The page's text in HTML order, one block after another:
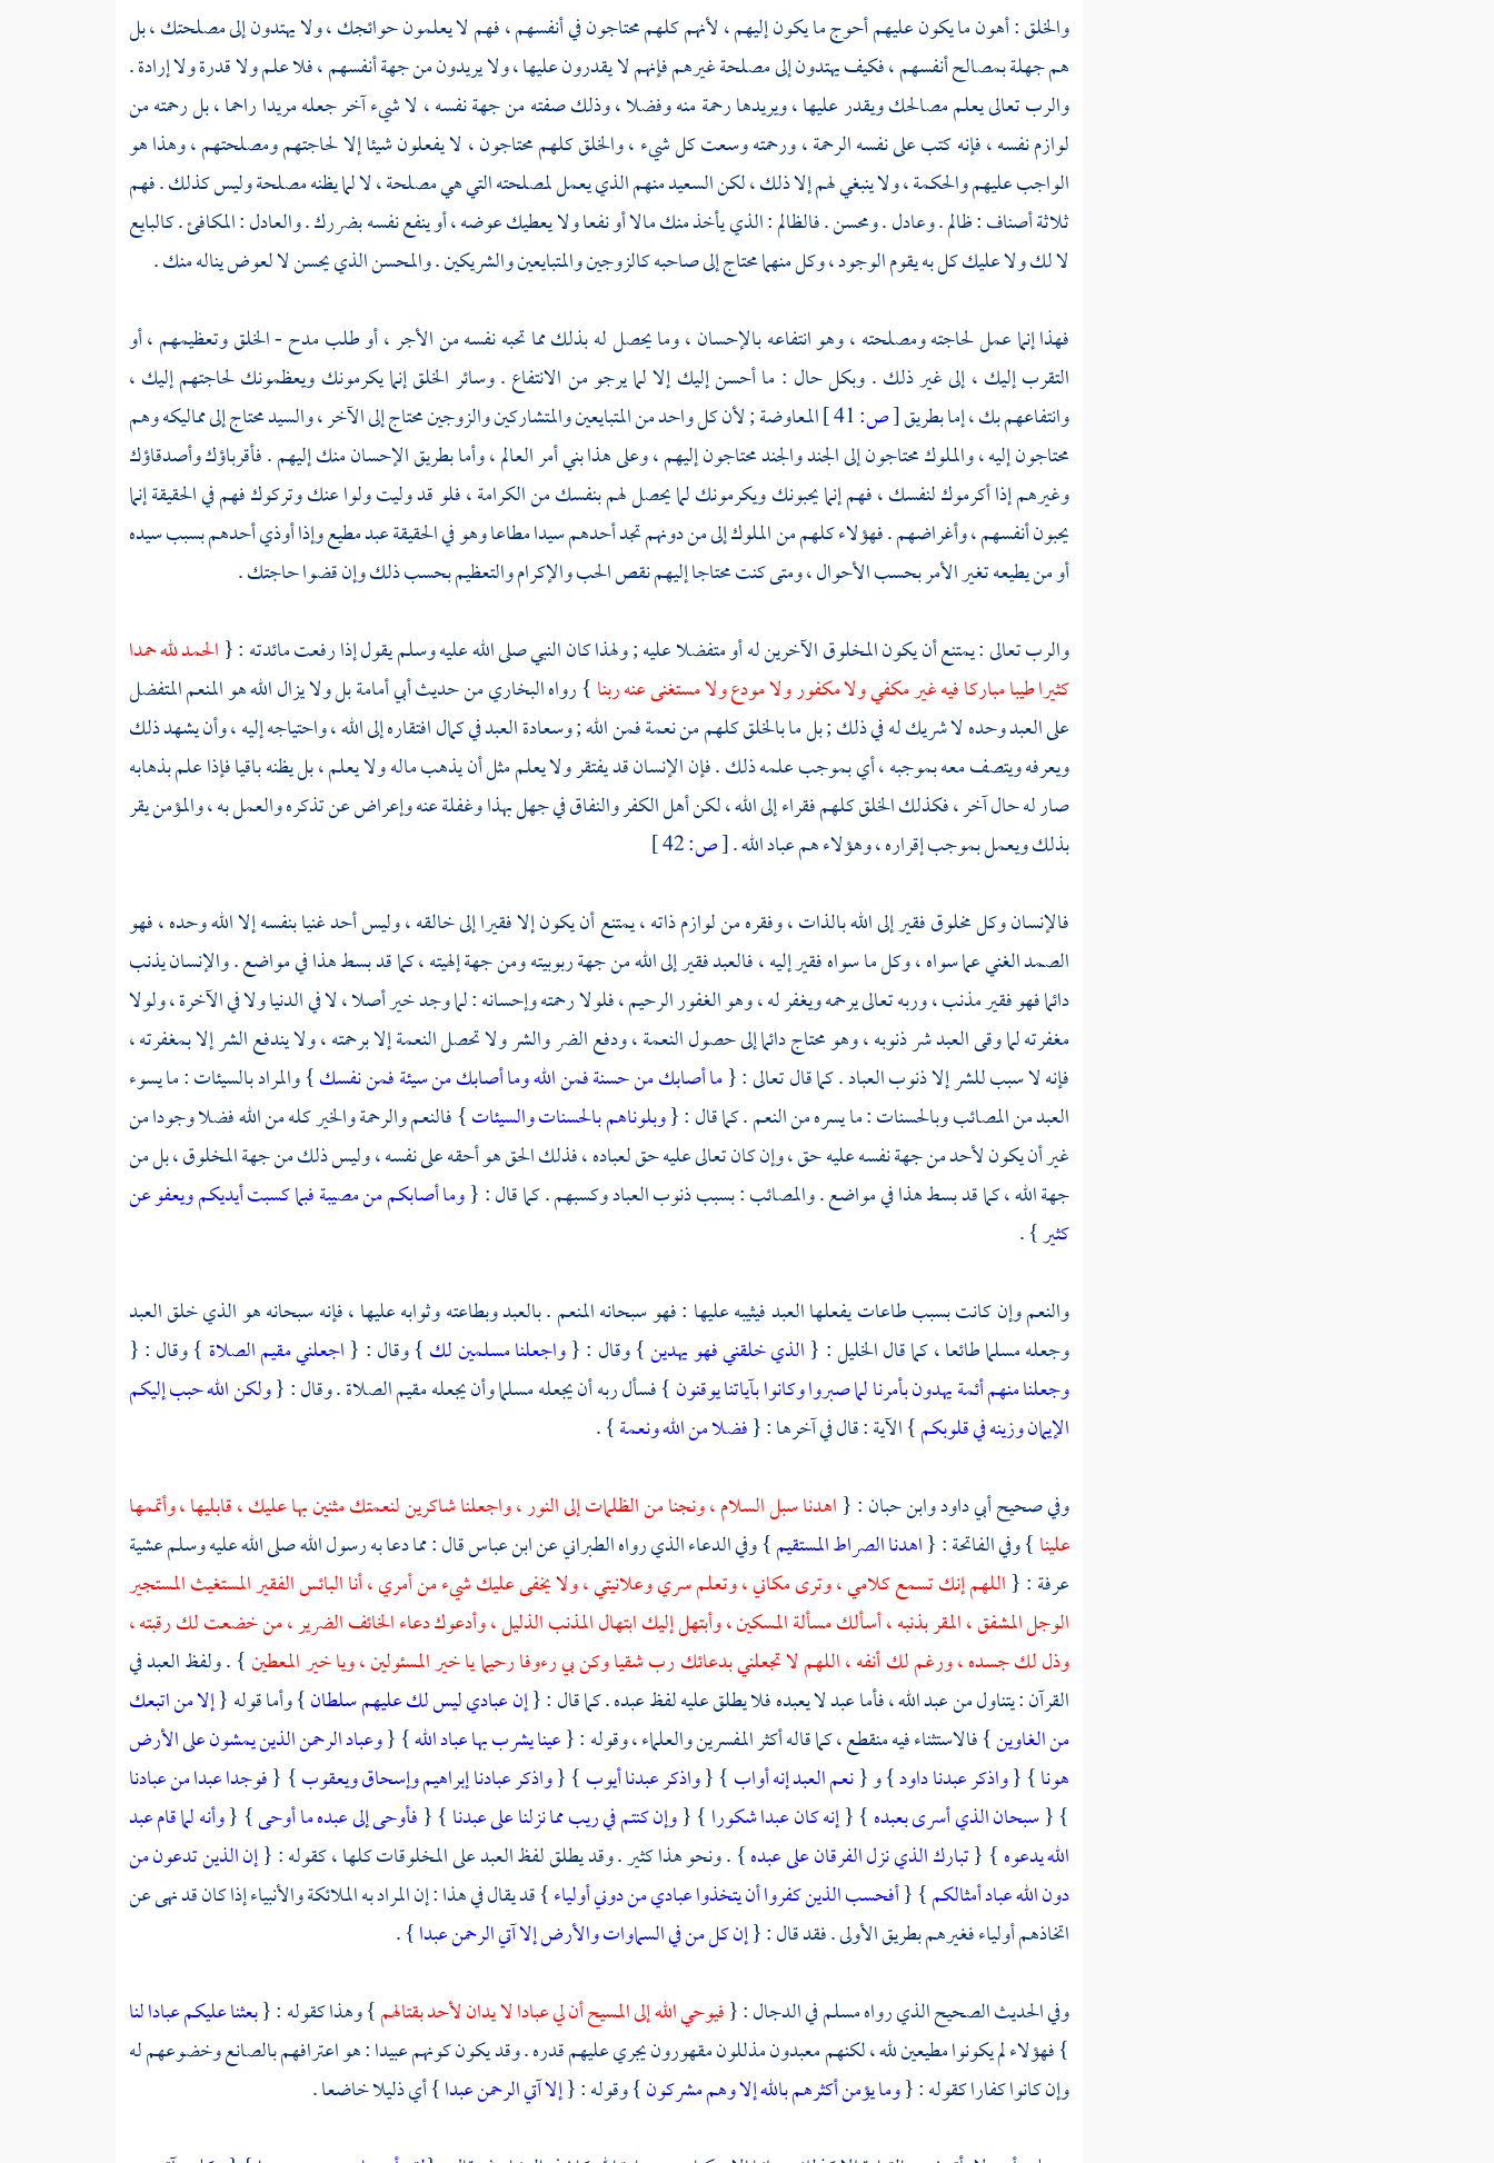
والخلق : أهون ما يكون عليهم أحوج ما يكون إليهم ، لأنهم كلهم محتاجون في أنفسهم ، فهم لا يعلمون حوائجك ، ولا يهتدون إلى مصلحتك ، بل
هم جهلة بمصالح أنفسهم ، فكيف يهتدون إلى مصلحة غيرهم فإنهم لا يقدرون عليها ، ولا يريدون من جهة أنفسهم ، فلا علم ولا قدرة ولا إرادة .
والرب تعالى يعلم مصالحك ويقدر عليها ، ويريدها رحمة منه وفضلا ، وذلك صفته من جهة نفسه ، لا شيء آخر جعله مريدا راحما ، بل رحمته من
لوازم نفسه ، فإنه كتب على نفسه الرحمة ، ورحمته وسعت كل شيء ، والخلق كلهم محتاجون ، لا يفعلون شيئا إلا لحاجتهم ومصلحتهم ، وهذا هو
الواجب عليهم والحكمة ، ولا ينبغي لهم إلا ذلك ، لكن السعيد منهم الذي يعمل لمصلحته التي هي مصلحة ، لا لما يظنه مصلحة وليس كذلك . فهم
ثلاثة أصناف : ظالم . وعادل . ومحسن . فالظالم : الذي يأخذ منك مالا أو نفعا ولا يعطيك عوضه ، أو ينفع نفسه بضررك . والعادل : المكافئ . كالبايع
لا لك ولا عليك كل به يقوم الوجود ، وكل منهما محتاج إلى صاحبه كالزوجين والمتبايعين والشريكين . والمحسن الذي يحسن لا لعوض يناله منك .
فهذا إنما عمل لحاجته ومصلحته ، وهو انتفاعه بالإحسان ، وما يحصل له بذلك مما تحبه نفسه من الأجر ، أو طلب مدح - الخلق وتعظيمهم ، أو
التقرب إليك ، إلى غير ذلك . وبكل حال : ما أحسن إليك إلا لما يرجو من الانتفاع . وسائر الخلق إنما يكرمونك ويعظمونك لحاجتهم إليك ،
وانتفاعهم بك ، إما بطريق[ص:
المعاوضة ; لأن كل واحد من المتبايعين والمتشاركين والزوجين محتاج إلى الآخر ، والسيد محتاج إلى مماليكه وهم
محتاجون إليه ، والملوك محتاجون إلى الجند والجند محتاجون إليهم ، وعلى هذا بني أمر العالم ، وأما بطريق الإحسان منك إليهم . فأقرباؤك وأصدقاؤك
وغيرهم إذا أكرموك لنفسك ، فهم إنما يحبونك ويكرمونك لما يحصل لهم بنفسك من الكرامة ، فلو قد وليت ولوا عنك وتركوك فهم في الحقيقة إنما
يحبون أنفسهم ، وأغراضهم . فهؤلاء كلهم من الملوك إلى من دونهم تجد أحدهم سيدا مطاعا وهو في الحقيقة عبد مطيع وإذا أوذي أحدهم بسبب سيده
أو من يطيعه تغير الأمر بحسب الأحوال ، ومتى كنت محتاجا إليهم نقص الحب والإكرام والتعظيم بحسب ذلك وإن قضوا حاجتك .
والرب تعالى : يمتنع أن يكون المخلوق الآخرين له أو متفضلا عليه ; ولهذا كان النبي صلى الله عليه وسلم يقول إذا رفعت مائدته : {الحمد لله حمدا
كثيرا طيبا مباركا فيه غير مكفي ولا مكفور ولا مودع ولا مستغنى عنه ربنا} رواهالبخاريمن حديثأبي أمامةبل ولا يزال الله هو المنعم المتفضل
على العبد وحده لا شريك له في ذلك ; بل ما بالخلق كلهم من نعمة فمن الله ; وسعادة العبد في كمال افتقاره إلى الله ، واحتياجه إليه ، وأن يشهد ذلك
ويعرفه ويتصف معه بموجبه ، أي بموجب علمه ذلك . فإن الإنسان قد يفتقر ولا يعلم مثل أن يذهب ماله ولا يعلم ، بل يظنه باقيا فإذا علم بذهابه
صار له حال آخر ، فكذلك الخلق كلهم فقراء إلى الله ، لكن أهل الكفر والنفاق في جهل بهذا وغفلة عنه وإعراض عن تذكره والعمل به ، والمؤمن يقر
بذلك ويعمل بموجب إقراره ، وهؤلاء هم عباد الله .[ص:
فالإنسان وكل مخلوق فقير إلى الله بالذات ، وفقره من لوازم ذاته ، يمتنع أن يكون إلا فقيرا إلى خالقه ، وليس أحد غنيا بنفسه إلا الله وحده ، فهو
الصمد الغني عما سواه ، وكل ما سواه فقير إليه ، فالعبد فقير إلى الله من جهة ربوبيته ومن جهة إلهيته ، كما قد بسط هذا في مواضع . والإنسان يذنب
دائما فهو فقير مذنب ، وربه تعالى يرحمه ويغفر له ، وهو الغفور الرحيم ، فلولا رحمته وإحسانه : لما وجد خير أصلا ، لا في الدنيا ولا في الآخرة ، ولولا
مغفرته لما وقى العبد شر ذنوبه ، وهو محتاج دائما إلى حصول النعمة ، ودفع الضر والشر ولا تحصل النعمة إلا برحمته ، ولا يندفع الشر إلا بمغفرته ،
فإنه لا سبب للشر إلا ذنوب العباد . كما قال تعالى : {ما أصابك من حسنة فمن الله وما أصابك من سيئة فمن نفسك} والمراد بالسيئات : ما يسوء
العبد من المصائب وبالحسنات : ما يسره من النعم . كما قال : {وبلوناهم بالحسنات والسيئات} فالنعم والرحمة والخير كله من الله فضلا وجودا من
غير أن يكون لأحد من جهة نفسه عليه حق ، وإن كان تعالى عليه حق لعباده ، فذلك الحق هو أحقه على نفسه ، وليس ذلك من جهة المخلوق ، بل من
جهة الله ، كما قد بسط هذا في مواضع . والمصائب : بسبب ذنوب العباد وكسبهم . كما قال : {وما أصابكم من مصيبة فبما كسبت أيديكم ويعفو عن
كثير} .
والنعم وإن كانت بسبب طاعات يفعلها العبد فيثيبه عليها : فهو سبحانه المنعم . بالعبد وبطاعته وثوابه عليها ، فإنه سبحانه هو الذي خلق العبد
وجعله مسلما طائعا ، كما قال الخليل : {الذي خلقني فهو يهدين} وقال : {واجعلنا مسلمين لك} وقال : {اجعلني مقيم الصلاة} وقال : {
وجعلنا منهم أئمة يهدون بأمرنا لما صبروا وكانوا بآياتنا يوقنون} فسأل ربه أن يجعله مسلما وأن يجعله مقيم الصلاة . وقال : {ولكن الله حبب إليكم
الإيمان وزينه في قلوبكم} الآية : قال في آخرها : {فضلا من الله ونعمة} .
وفي صحيحأبي داودوابن حبان: {اهدنا سبل السلام ، ونجنا من الظلمات إلى النور ، واجعلنا شاكرين لنعمتك مثنين بها عليك ، قابليها ، وأتممها
علينا} وفي الفاتحة : {اهدنا الصراط المستقيم} وفي الدعاء الذي رواهالطبرانيعنابن عباسقال : مما دعا به رسول الله صلى الله عليه وسلم عشية
عرفة : {اللهم إنك تسمع كلامي ، وترى مكاني ، وتعلم سري وعلانيتي ، ولا يخفى عليك شيء من أمري ، أنا البائس الفقير المستغيث المستجير
الوجل المشفق ، المقر بذنبه ، أسألك مسألة المسكين ، وأبتهل إليك ابتهال المذنب الذليل ، وأدعوك دعاء الخائف الضرير ، من خضعت لك رقبته ،
وذل لك جسده ، ورغم لك أنفه ، اللهم لا تجعلني بدعائك رب شقيا وكن بي رءوفا رحيما يا خير المسئولين ، ويا خير المعطين} . ولفظ العبد في
القرآن : يتناول من عبد الله ، فأما عبد لا يعبده فلا يطلق عليه لفظ عبده . كما قال : {إن عبادي ليس لك عليهم سلطان} وأما قوله {إلا من اتبعك
من الغاوين} فالاستثناء فيه منقطع ، كما قاله أكثر المفسرين والعلماء ، وقوله : {عينا يشرب بها عباد الله} {وعباد الرحمن الذين يمشون على الأرض
هونا} {واذكر عبدنا داود} و {نعم العبد إنه أواب} {واذكر عبدنا أيوب} {واذكر عبادنا إبراهيم وإسحاق ويعقوب} {فوجدا عبدا من عبادنا
} {سبحان الذي أسرى بعبده} {إنه كان عبدا شكورا} {وإن كنتم في ريب مما نزلنا على عبدنا} {فأوحى إلى عبده ما أوحى} {وأنه لما قام عبد
الله يدعوه} {تبارك الذي نزل الفرقان على عبده} . ونحو هذا كثير . وقد يطلق لفظ العبد على المخلوقات كلها ، كقوله : {إن الذين تدعون من
دون الله عباد أمثالكم} {أفحسب الذين كفروا أن يتخذوا عبادي من دوني أولياء} قد يقال في هذا : إن المراد به الملائكة والأنبياء إذا كان قد نهى عن
اتخاذهم أولياء فغيرهم بطريق الأولى . فقد قال : {إن كل من في السماوات والأرض إلا آتي الرحمن عبدا} .
وفي الحديث الصحيح الذي رواهمسلمفي الدجال : {فيوحي الله إلى المسيح أن لي عبادا لا يدان لأحد بقتالهم} وهذا كقوله : {بعثنا عليكم عبادا لنا
} فهؤلاء لم يكونوا مطيعين لله ، لكنهم معبدون مذللون مقهورون يجري عليهم قدره . وقد يكون كونهم عبيدا : هو اعترافهم بالصانع وخضوعهم له
وإن كانوا كفارا كقوله : {وما يؤمن أكثرهم بالله إلا وهم مشركون} وقوله : {إلا آتي الرحمن عبدا} أي ذليلا خاضعا .